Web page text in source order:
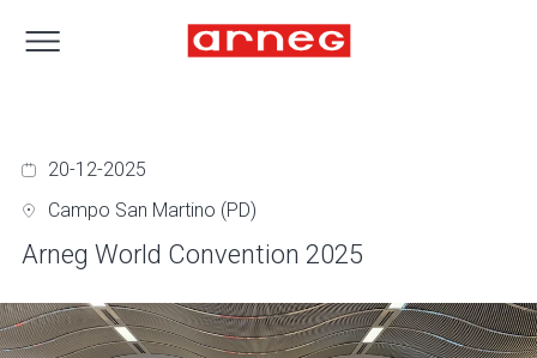
20-12-2025
Campo San Martino (PD)
Arneg World Convention 2025